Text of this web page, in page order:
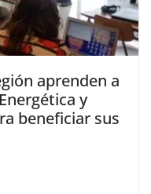
aprenden a
y
beneficiar sus